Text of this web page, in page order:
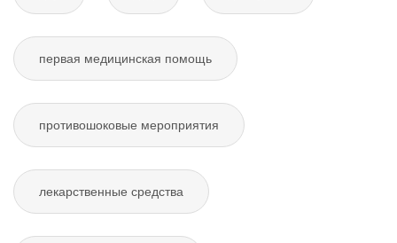
первая медицинская помощь
противошоковые мероприятия
лекарственные средства